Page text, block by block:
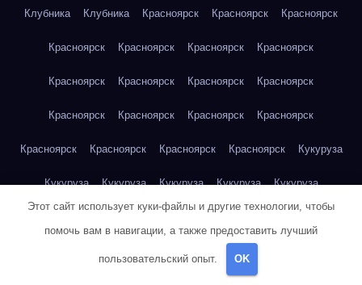
Клубника Клубника Красноярск Красноярск Красноярск
Красноярск Красноярск Красноярск Красноярск
Красноярск Красноярск Красноярск Красноярск
Красноярск Красноярск Красноярск Красноярск
Красноярск Красноярск Красноярск Красноярск Кукуруза
Кукуруза Кукуруза Кукуруза Кукуруза Кукуруза
Этот сайт использует куки-файлы и другие технологии, чтобы
помочь вам в навигации, а также предоставить лучший
пользовательский опыт. OK